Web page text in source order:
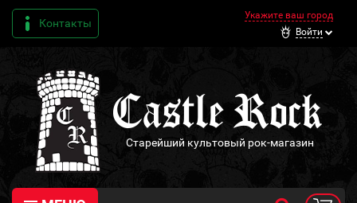
Контакты
Укажите ваш город
Войти
Старейший культовый рок-магазин